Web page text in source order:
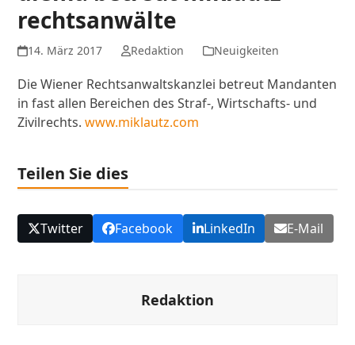
rechtsanwälte
14. März 2017 Redaktion Neuigkeiten
Die Wiener Rechtsanwaltskanzlei betreut Mandanten
in fast allen Bereichen des Straf-, Wirtschafts- und
Zivilrechts.www.miklautz.com
Teilen Sie dies
Twitter Facebook LinkedIn E-Mail
Redaktion